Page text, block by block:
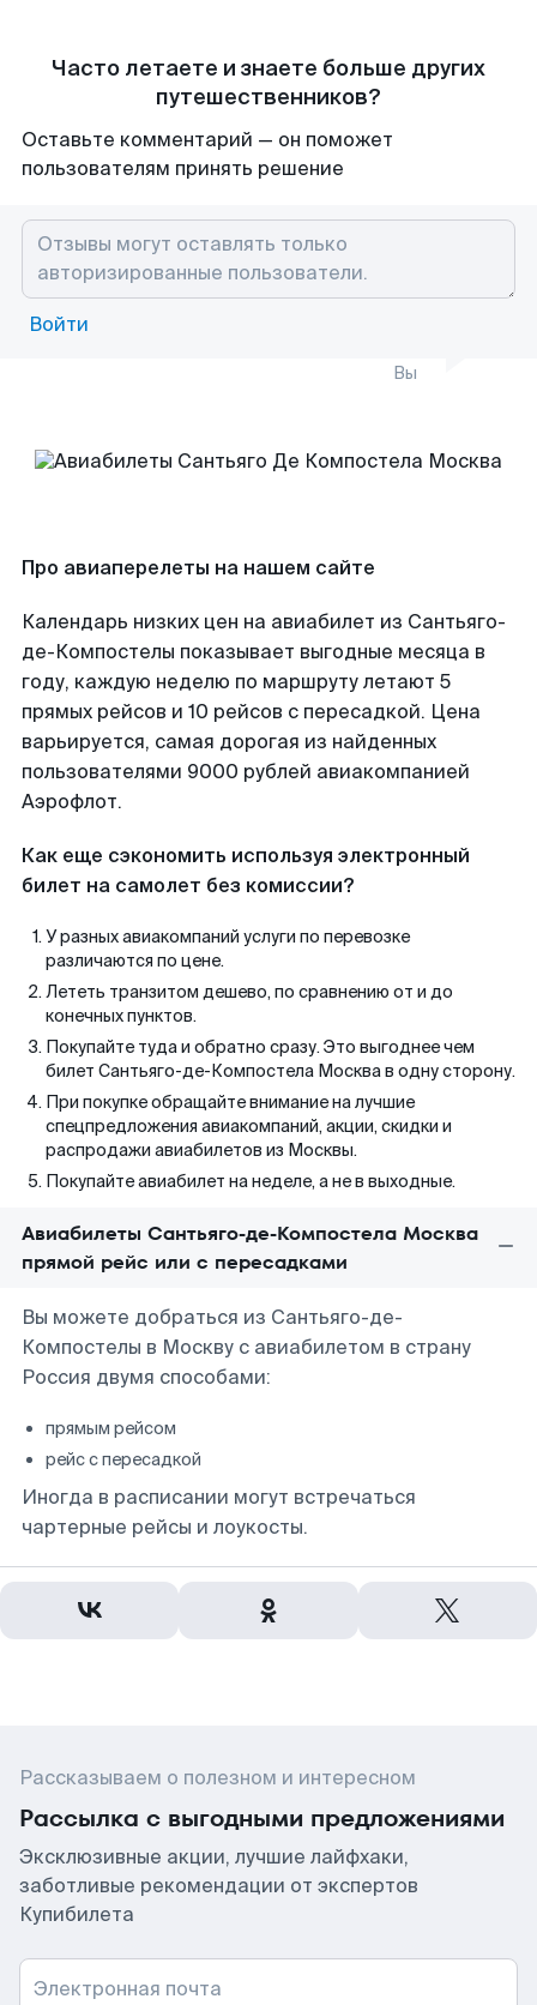
Часто летаете и знаете больше других
путешественников?
Оставьте комментарий — он поможет
пользователям принять решение
Войти
Вы
Про авиаперелеты на нашем сайте
Календарь низких цен на авиабилет из Сантьяго-
де-Компостелы показывает выгодные месяца в
году, каждую неделю по маршруту летают 5
прямых рейсов и 10 рейсов с пересадкой. Цена
варьируется, самая дорогая из найденных
пользователями 9000 рублей авиакомпанией
Аэрофлот.
Как еще сэкономить используя электронный
билет на самолет без комиссии?
У разных авиакомпаний услуги по перевозке
различаются по цене.
Лететь транзитом дешево, по сравнению от и до
конечных пунктов.
Покупайте туда и обратно сразу. Это выгоднее чем
билет Сантьяго-де-Компостела Москва в одну сторону.
При покупке обращайте внимание на лучшие
спецпредложения авиакомпаний, акции, скидки и
распродажи авиабилетов из Москвы.
Покупайте авиабилет на неделе, а не в выходные.
Авиабилеты Сантьяго-де-Компостела Москва
прямой рейс или с пересадками
Вы можете добраться из Сантьяго-де-
Компостелы в Москву с авиабилетом в страну
Россия двумя способами:
прямым рейсом
рейс с пересадкой
Иногда в расписании могут встречаться
чартерные рейсы и лоукосты.
Рассказываем о полезном и интересном
Рассылка с выгодными предложениями
Эксклюзивные акции, лучшие лайфхаки,
заботливые рекомендации от экспертов
Купибилета
Электронная почта